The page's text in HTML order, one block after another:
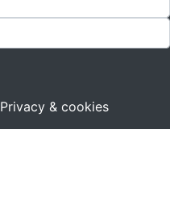
Privacy & cookies